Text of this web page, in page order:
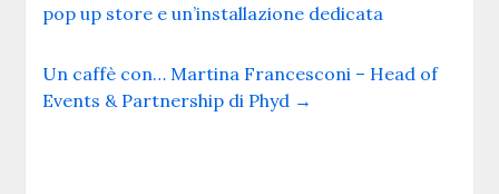
pop up store e un’installazione dedicata
Un caffè con… Martina Francesconi – Head of
Events & Partnership di Phyd →